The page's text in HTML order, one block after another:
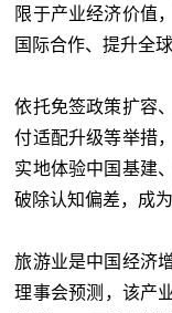
限于产业经济价值
国际合作、提升全
依托免签政策扩容
付适配升级等举措
实地体验中国基建
破除认知偏差，成
旅游业是中国经济
理事会预测，该产